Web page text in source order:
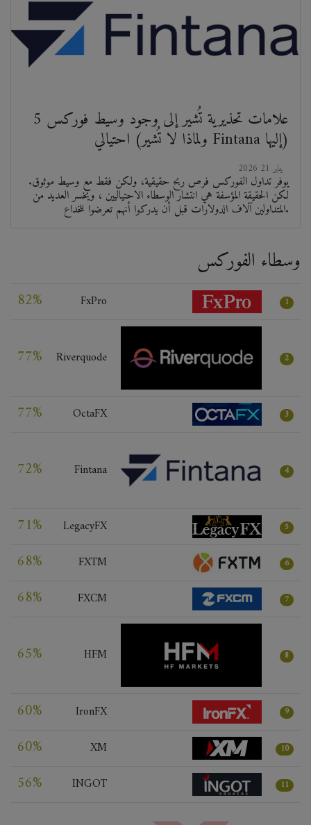
5 علامات تحذيرية تُشير إلى وجود وسيط فوركس
احتيالي (ولماذا لا تُشير Fintana إليها)
يوفر تداول الفوركس فرص ربح حقيقية، ولكن فقط مع وسيط موثوق.
لكن الحقيقة المؤسفة هي انتشار الوسطاء الاحتياليين ، ويخسر العديد من
المتداولين آلاف الدولارات قبل أن يدركوا أنهم تعرضوا للخداع.
وسطاء الفوركس
82% FxPro 1
77% Riverquode 2
77% OctaFX 3
72% Fintana 4
71% LegacyFX 5
68% FXTM 6
68% FXCM 7
65% HFM 8
60% IronFX 9
60% XM 10
56% INGOT 11